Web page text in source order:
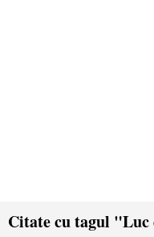
Citate cu tagul "Luc